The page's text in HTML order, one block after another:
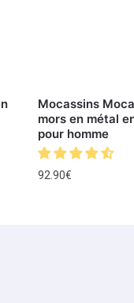
Mocassins
mors en métal
pour homme
92.90€